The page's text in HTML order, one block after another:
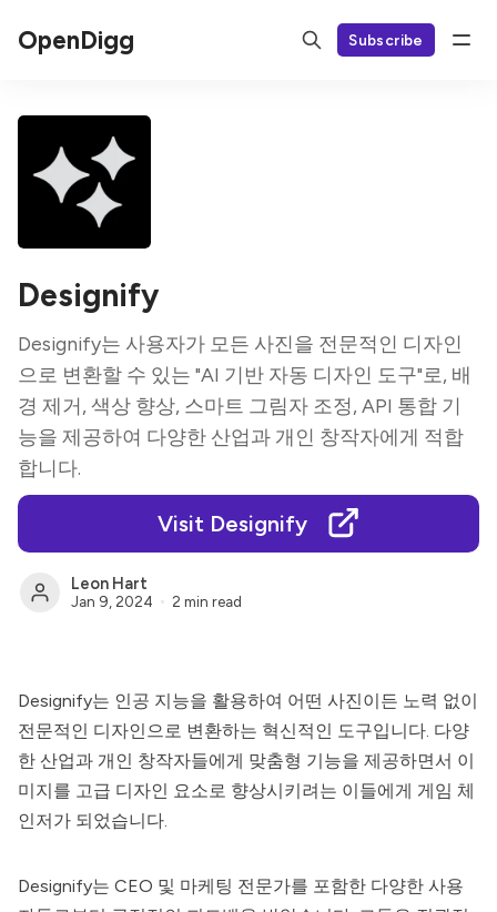
OpenDigg Subscribe
Designify
Designify는 사용자가 모든 사진을 전문적인 디자인
으로 변환할 수 있는 "AI 기반 자동 디자인 도구"로, 배
경 제거, 색상 향상, 스마트 그림자 조정, API 통합 기
능을 제공하여 다양한 산업과 개인 창작자에게 적합
합니다.
Visit Designify
Leon Hart
Jan 9, 2024 2 min read
Designify는 인공 지능을 활용하여 어떤 사진이든 노력 없이
전문적인 디자인으로 변환하는 혁신적인 도구입니다. 다양
한 산업과 개인 창작자들에게 맞춤형 기능을 제공하면서 이
미지를 고급 디자인 요소로 향상시키려는 이들에게 게임 체
인저가 되었습니다.
Designify는 CEO 및 마케팅 전문가를 포함한 다양한 사용